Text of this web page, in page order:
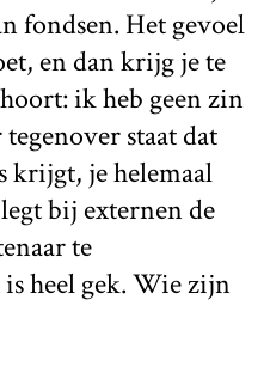
fondsen. Het gevoel
en dan krijg je te
ik heb geen zin
staat dat
krijgt, je helemaal
bij externen de
te
heel gek. Wie zijn